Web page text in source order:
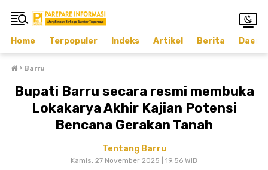
Home Terpopuler Indeks Artikel Berita
› Barru
Bupati Barru secara resmi membuka
Lokakarya Akhir Kajian Potensi
Bencana Gerakan Tanah
Tentang Barru
Kamis, 27 November 2025 | 19.56 WIB